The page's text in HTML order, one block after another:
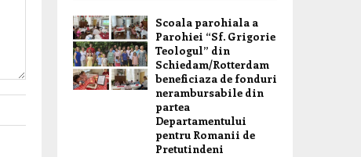
Scoala parohiala a
Parohiei “Sf. Grigorie
Teologul” din
Schiedam/Rotterdam
beneficiaza de fonduri
nerambursabile din
partea
Departamentului
pentru Romanii de
Pretutindeni